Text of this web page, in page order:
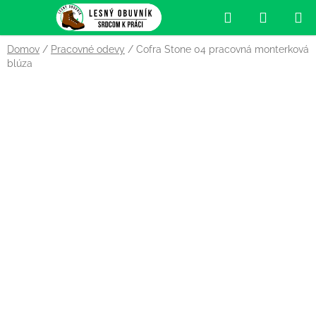
obsah
Hľadať
KOŠÍK
Domov / Pracovné odevy / Cofra Stone 04 pracovná monterková
blúza